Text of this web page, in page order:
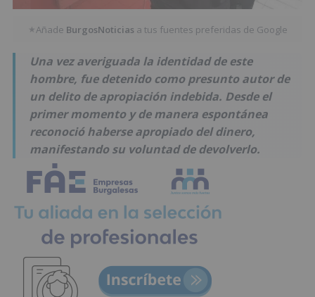
★Añade BurgosNoticias a tus fuentes preferidas de Google
Una vez averiguada la identidad de este
hombre, fue detenido como presunto autor de
un delito de apropiación indebida. Desde el
primer momento y de manera espontánea
reconoció haberse apropiado del dinero,
manifestando su voluntad de devolverlo.